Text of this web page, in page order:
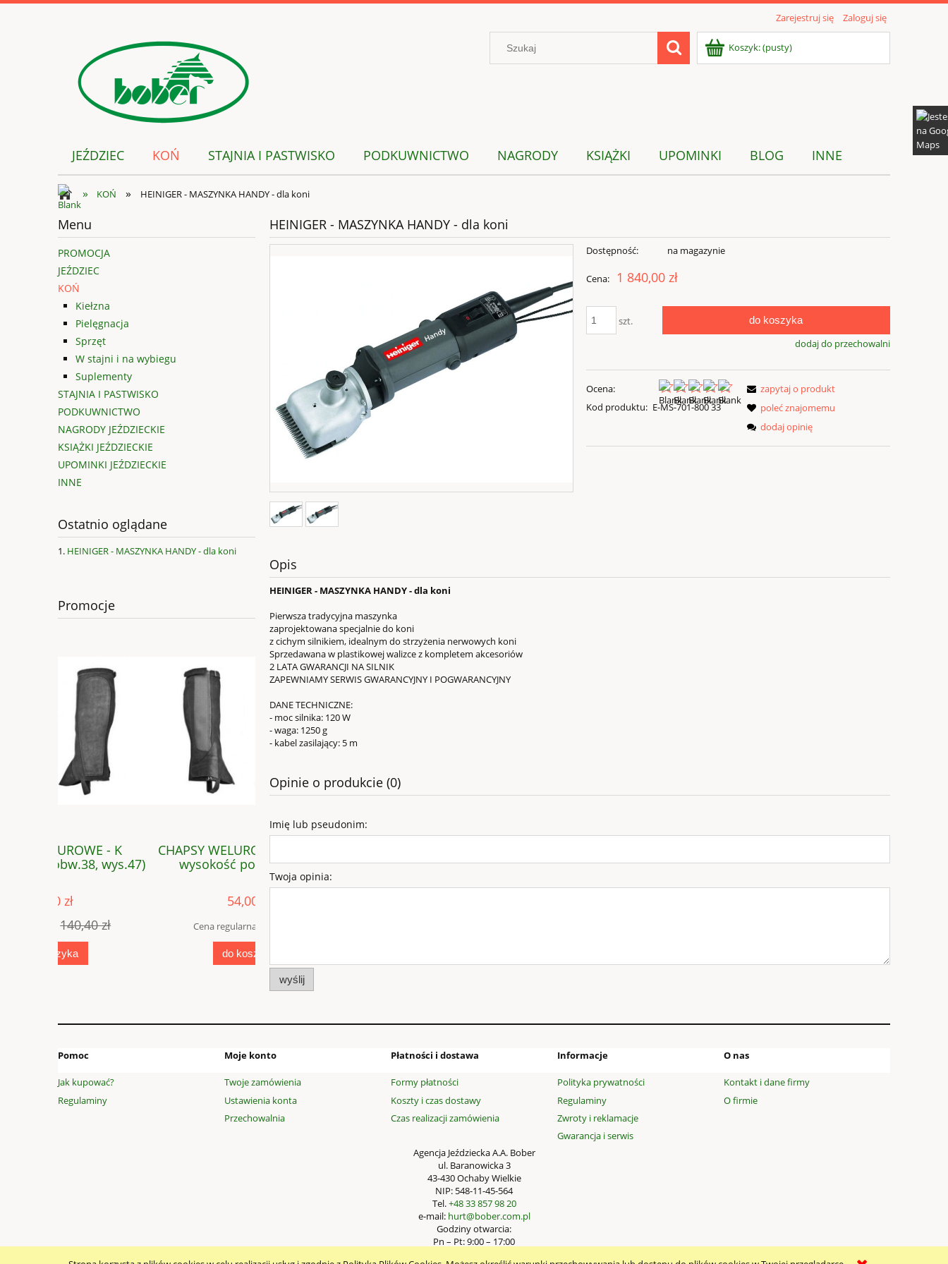
Zarejestruj się Zaloguj się
Koszyk:(pusty)
JEŹDZIEC KOŃ STAJNIA I PASTWISKO PODKUWNICTWO NAGRODY KSIĄŻKI UPOMINKI BLOG INNE
» KOŃ » HEINIGER - MASZYNKA HANDY - dla koni
Menu
PROMOCJA
JEŹDZIEC
KOŃ
Kiełzna
Pielęgnacja
Sprzęt
W stajni i na wybiegu
Suplementy
STAJNIA I PASTWISKO
PODKUWNICTWO
NAGRODY JEŹDZIECKIE
KSIĄŻKI JEŹDZIECKIE
UPOMINKI JEŹDZIECKIE
INNE
Ostatnio oglądane
HEINIGER - MASZYNKA HANDY - dla koni
Promocje
CHAPSY WELUROWE - SZTYLPY
wysokość poniżej 30cm
Cena regularna: 99,00 zł
HEINIGER - MASZYNKA HANDY - dla koni
Dostępność: na magazynie
Cena: 1 840,00 zł
szt. do koszyka
dodaj do przechowalni
Ocena:
Kod produktu: E-MS-701-800 33
zapytaj o produkt
poleć znajomemu
dodaj opinię
Opis
HEINIGER - MASZYNKA HANDY - dla koni
Pierwsza tradycyjna maszynka
zaprojektowana specjalnie do koni
z cichym silnikiem, idealnym do strzyżenia nerwowych koni
Sprzedawana w plastikowej walizce z kompletem akcesoriów
2 LATA GWARANCJI NA SILNIK
ZAPEWNIAMY SERWIS GWARANCYJNY I POGWARANCYJNY
DANE TECHNICZNE:
- moc silnika: 120 W
- waga: 1250 g
- kabel zasilający: 5 m
Opinie o produkcie (0)
Imię lub pseudonim:
Twoja opinia:
wyślij
Pomoc
Jak kupować?
Regulaminy
Moje konto
Twoje zamówienia
Ustawienia konta
Przechowalnia
Płatności i dostawa
Formy płatności
Koszty i czas dostawy
Czas realizacji zamówienia
Informacje
Polityka prywatności
Regulaminy
Zwroty i reklamacje
Gwarancja i serwis
O nas
Kontakt i dane firmy
O firmie
Agencja Jeździecka A.A. Bober
ul. Baranowicka 3
43-430 Ochaby Wielkie
NIP: 548-11-45-564
Tel.+48 33 857 98 20
e-mail: hurt@bober.com.pl
Godziny otwarcia:
Pn – Pt: 9:00 – 17:00